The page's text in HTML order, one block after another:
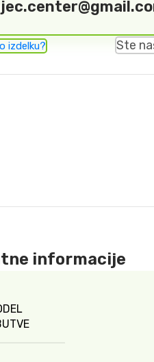
izdelku?
Ste
informacije